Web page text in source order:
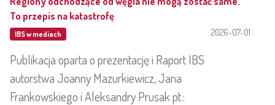
To przepis na katastrofę
IBS w mediach 2026-07-01
Publikacja oparta o prezentację i Raport IBS
autorstwa Joanny Mazurkiewicz, Jana
Frankowskiego i Aleksandry Prusak pt.: